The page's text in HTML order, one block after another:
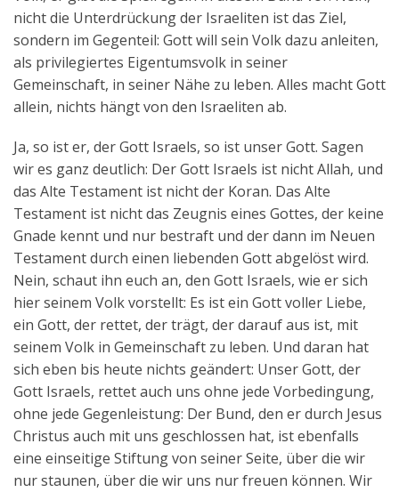
nicht die Unterdrückung der Israeliten ist das Ziel,
sondern im Gegenteil: Gott will sein Volk dazu anleiten,
als privilegiertes Eigentumsvolk in seiner
Gemeinschaft, in seiner Nähe zu leben. Alles macht Gott
allein, nichts hängt von den Israeliten ab.
Ja, so ist er, der Gott Israels, so ist unser Gott. Sagen
wir es ganz deutlich: Der Gott Israels ist nicht Allah, und
das Alte Testament ist nicht der Koran. Das Alte
Testament ist nicht das Zeugnis eines Gottes, der keine
Gnade kennt und nur bestraft und der dann im Neuen
Testament durch einen liebenden Gott abgelöst wird.
Nein, schaut ihn euch an, den Gott Israels, wie er sich
hier seinem Volk vorstellt: Es ist ein Gott voller Liebe,
ein Gott, der rettet, der trägt, der darauf aus ist, mit
seinem Volk in Gemeinschaft zu leben. Und daran hat
sich eben bis heute nichts geändert: Unser Gott, der
Gott Israels, rettet auch uns ohne jede Vorbedingung,
ohne jede Gegenleistung: Der Bund, den er durch Jesus
Christus auch mit uns geschlossen hat, ist ebenfalls
eine einseitige Stiftung von seiner Seite, über die wir
nur staunen, über die wir uns nur freuen können. Wir